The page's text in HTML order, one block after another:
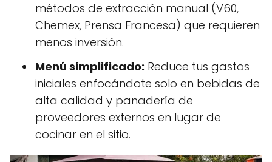
métodos de extracción manual (V60,
Chemex, Prensa Francesa) que requieren
menos inversión.
Menú simplificado: Reduce tus gastos
iniciales enfocándote solo en bebidas de
alta calidad y panadería de
proveedores externos en lugar de
cocinar en el sitio.